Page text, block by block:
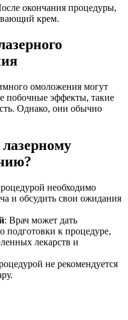
окончания процедуры,
крем.
омоложения могут
побочные эффекты, такие
Однако, они обычно
необходимо
и обсудить свои ожидания
: Врач может дать
подготовки к процедуре,
лекарств и
не рекомендуется